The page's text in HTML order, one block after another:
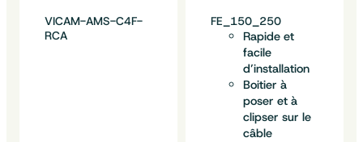
VICAM-AMS-C4F-
RCA
FE_150_250
Rapide et
facile
d’installation
Boitier à
poser et à
clipser sur le
câble